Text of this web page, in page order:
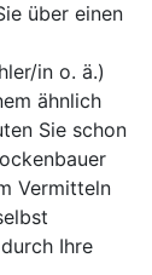
über einen
in o. ä.)
ähnlich
Sie schon
Vermitteln
Ihre